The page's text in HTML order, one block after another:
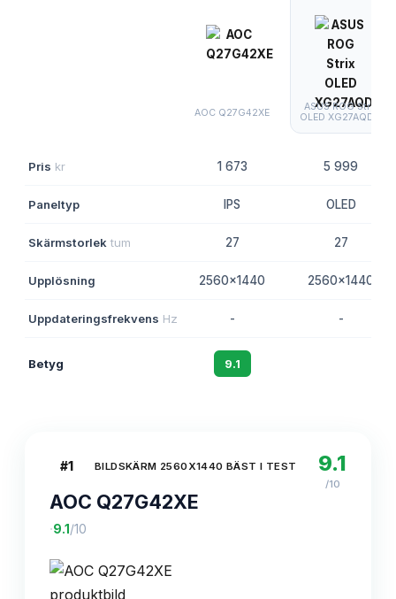
AOC Q27G42XE
ASUS ROG Strix
OLED XG27AQDM
Pris kr 1 673 5 999
Paneltyp IPS OLED
Skärmstorlek tum 27 27
Upplösning 2560x1440 2560x1440
Uppdateringsfrekvens Hz - -
Betyg 9.1
#1 BILDSKÄRM 2560X1440 BÄST I TEST
AOC Q27G42XE
·9.1 /10
9.1
/10